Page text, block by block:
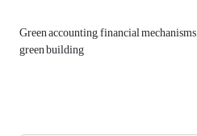
Green accounting, financial
green building